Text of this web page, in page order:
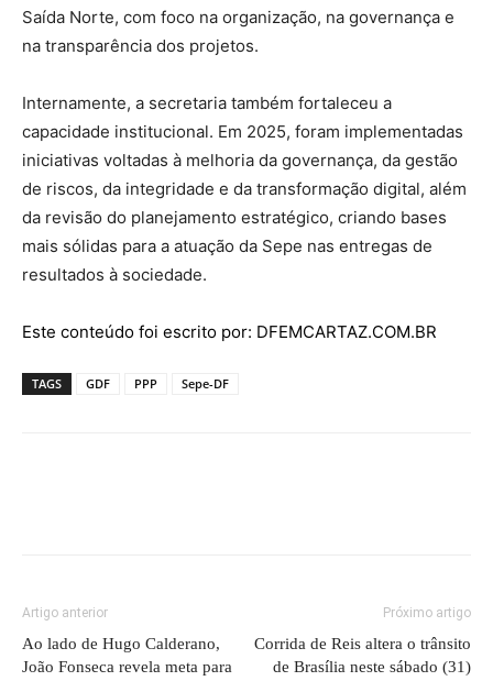
Saída Norte, com foco na organização, na governança e
na transparência dos projetos.
Internamente, a secretaria também fortaleceu a
capacidade institucional. Em 2025, foram implementadas
iniciativas voltadas à melhoria da governança, da gestão
de riscos, da integridade e da transformação digital, além
da revisão do planejamento estratégico, criando bases
mais sólidas para a atuação da Sepe nas entregas de
resultados à sociedade.
Este conteúdo foi escrito por: DFEMCARTAZ.COM.BR
TAGS GDF PPP Sepe-DF
Artigo anterior
Ao lado de Hugo Calderano,
João Fonseca revela meta para
Próximo artigo
Corrida de Reis altera o trânsito
de Brasília neste sábado (31)